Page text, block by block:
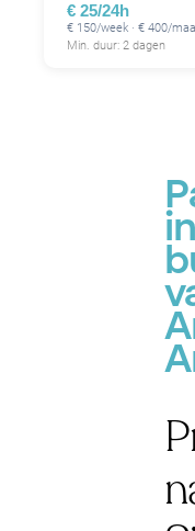
€ 25/24h
€ 150/week · € 400/
Min. duur: 2 dagen